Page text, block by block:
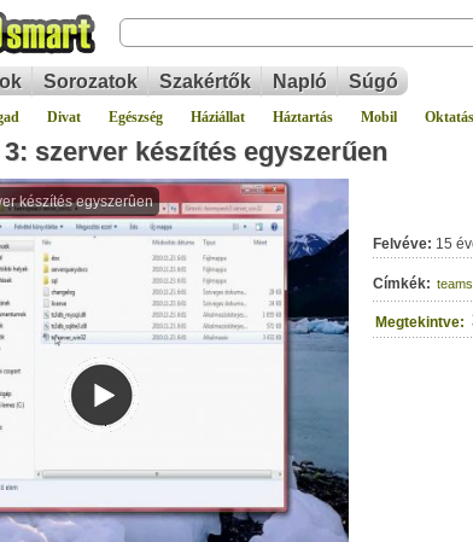
Sorozatok Szakértők Napló Súgó
Divat Egészség Háziállat Háztartás Mobil Oktatás
3: szerver készítés egyszerűen
Felvéve: 15
Címkék:
Megtekintve: